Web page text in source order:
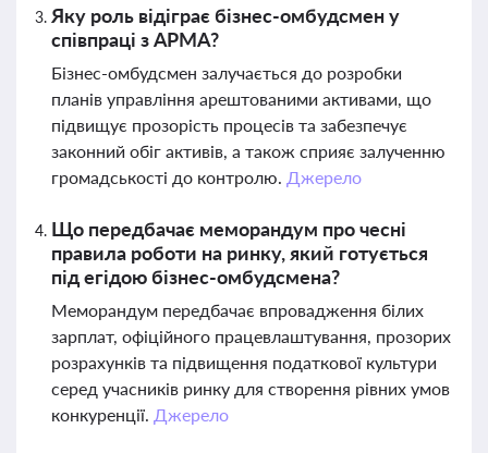
Яку роль відіграє бізнес-омбудсмен у
співпраці з АРМА?
Бізнес-омбудсмен залучається до розробки
планів управління арештованими активами, що
підвищує прозорість процесів та забезпечує
законний обіг активів, а також сприяє залученню
громадськості до контролю. Джерело
Що передбачає меморандум про чесні
правила роботи на ринку, який готується
під егідою бізнес-омбудсмена?
Меморандум передбачає впровадження білих
зарплат, офіційного працевлаштування, прозорих
розрахунків та підвищення податкової культури
серед учасників ринку для створення рівних умов
конкуренції. Джерело